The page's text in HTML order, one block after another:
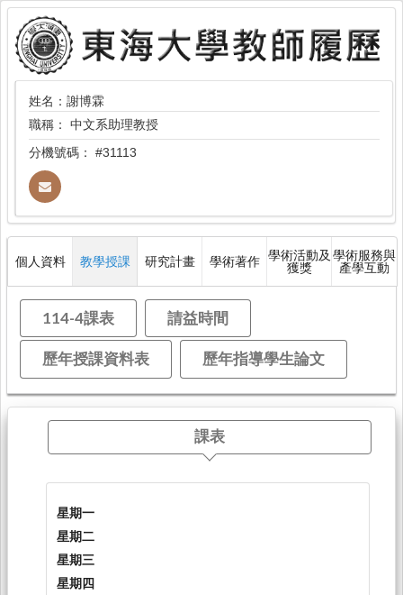
姓名：謝博霖
職稱： 中文系助理教授
分機號碼： #31113
個人資料 教學授課 研究計畫 學術著作 學術活動及
獲獎
學術服務與
產學互動
114-4課表 請益時間
歷年授課資料表 歷年指導學生論文
課表
星期一
星期二
星期三
星期四